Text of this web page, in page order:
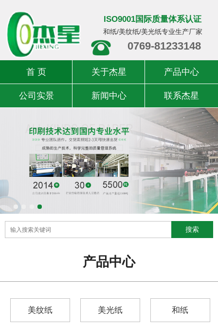
ISO9001国际质量体系认证
和纸/美纹纸/美光纸专业生产厂家
0769-81233148
首 页 关于杰星 产品中心
公司实景 新闻中心 联系杰星
产品中心
美纹纸 美光纸 和纸